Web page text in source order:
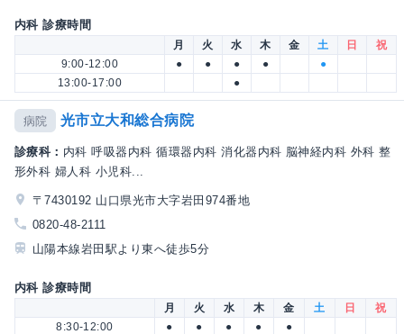
内科 診療時間
月 火 水 木 金 土 日
祝
9:00-12:00
● ● ● ●
●
13:00-17:00
●
病院 光市立大和総合病院
診療科： 内科 呼吸器内科 循環器内科 消化器内科 脳神経内科 外科 整
形外科 婦人科 小児科...
〒7430192 山口県光市大字岩田974番地
0820-48-2111
山陽本線岩田駅より東へ徒歩5分
内科 診療時間
月 火 水 木 金 土 日
祝
8:30-12:00
● ● ● ● ●